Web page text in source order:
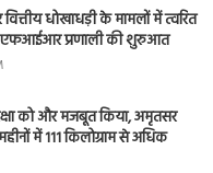
वित्तीय धोखाधड़ी के मामलों में त्वरित
एफआईआर प्रणाली की शुरुआत
को और मजबूत किया, अमृतसर
में 111 किलोग्राम से अधिक